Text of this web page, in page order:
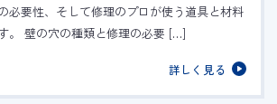
必要性、そして修理のプロが使う道具と材料
。 壁の穴の種類と修理の必要 […]
詳しく見る